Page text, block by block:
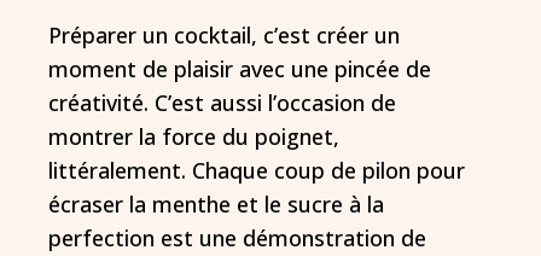
Préparer un cocktail, c’est créer un
moment de plaisir avec une pincée de
créativité. C’est aussi l’occasion de
montrer la force du poignet,
littéralement. Chaque coup de pilon pour
écraser la menthe et le sucre à la
perfection est une démonstration de